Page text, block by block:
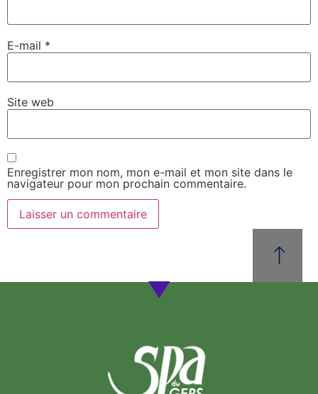
E-mail *
Site web
Enregistrer mon nom, mon e-mail et mon site dans le
navigateur pour mon prochain commentaire.